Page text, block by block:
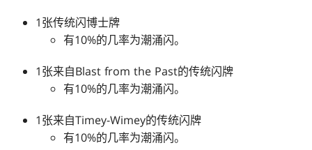
1张传统闪博士牌
有10%的几率为潮涌闪。
1张来自Blast from the Past的传统闪牌
有10%的几率为潮涌闪。
1张来自Timey-Wimey的传统闪牌
有10%的几率为潮涌闪。